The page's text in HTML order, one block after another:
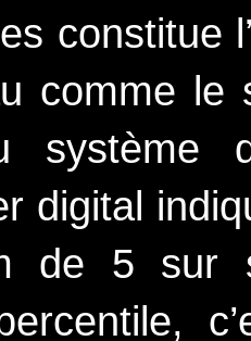
constitue
comme le
système
digital
de 5 sur